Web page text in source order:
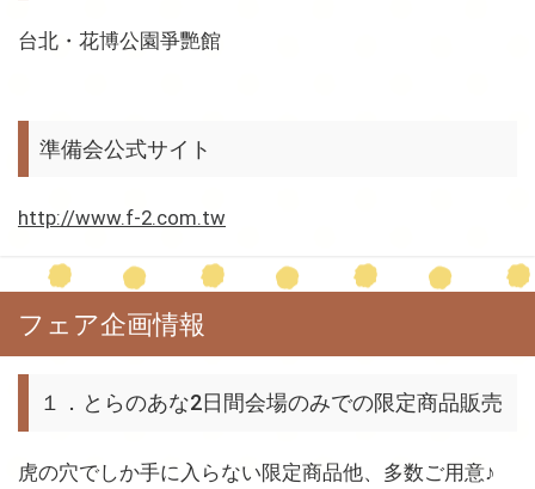
台北・花博公園爭艷館
準備会公式サイト
http://www.f-2.com.tw
フェア企画情報
１．とらのあな2日間会場のみでの限定商品販売
虎の穴でしか手に入らない限定商品他、多数ご用意♪